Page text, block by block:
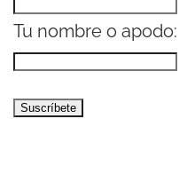
Tu nombre o apodo: